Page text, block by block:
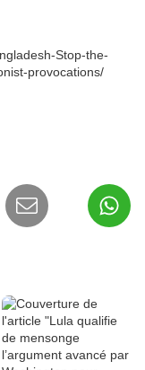
Stop-the-
provocations/